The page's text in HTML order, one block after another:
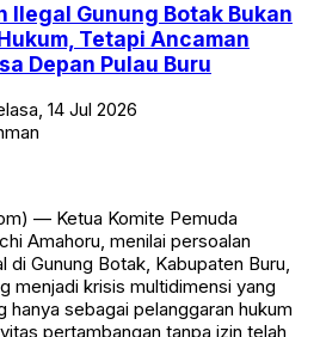
Ilegal Gunung Botak Bukan
Tetapi Ancaman
Depan Pulau Buru
14 Jul 2026
— Ketua Komite Pemuda
Amahoru, menilai persoalan
Gunung Botak, Kabupaten Buru,
menjadi krisis multidimensi yang
hanya sebagai pelanggaran hukum
pertambangan tanpa izin telah